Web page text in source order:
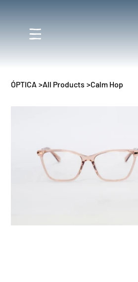
ÓPTICA >All Products >Calm Hop